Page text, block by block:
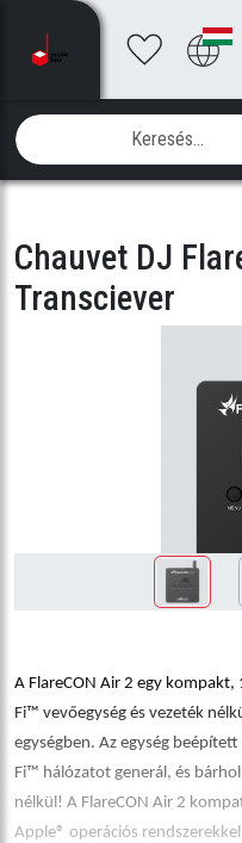
Chauvet DJ
Transciever
A FlareCON Air 2 egy
Fi™ vevőegység és vezeték
egységben. Az egység
Fi™ hálózatot generál, és
nélkül! A FlareCON Air 2
Apple® operációs